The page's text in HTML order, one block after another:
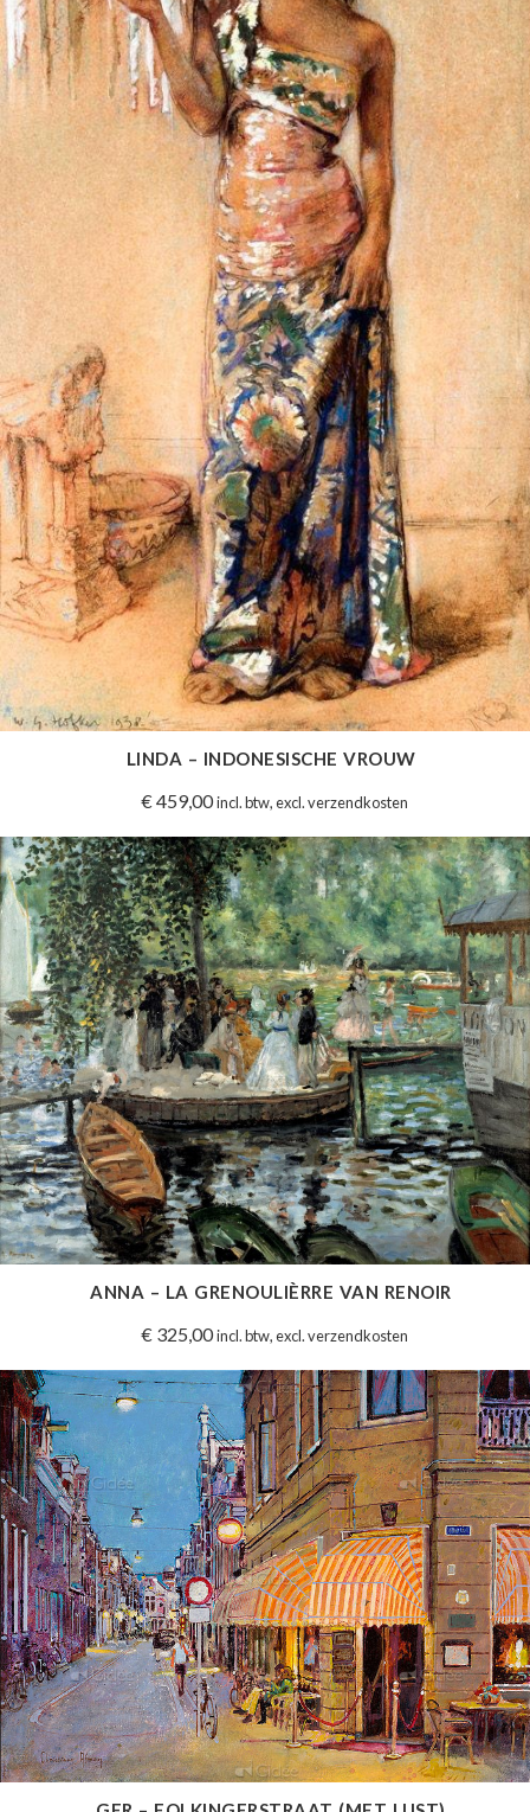
LINDA – INDONESISCHE VROUW
€459,00 incl. btw, excl. verzendkosten
ANNA – LA GRENOULIÈRRE VAN RENOIR
€325,00 incl. btw, excl. verzendkosten